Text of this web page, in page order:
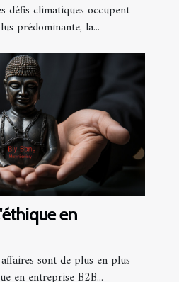
défis climatiques occupent
prédominante, la...
en
sont de plus en plus
en entreprise B2B...